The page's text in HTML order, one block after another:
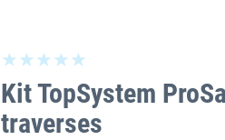
Kit TopSystem
traverses